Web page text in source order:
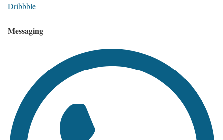
Dribbble
Messaging